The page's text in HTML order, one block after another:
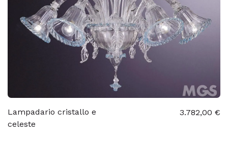
Lampadario cristallo e
celeste
3.782,00 €